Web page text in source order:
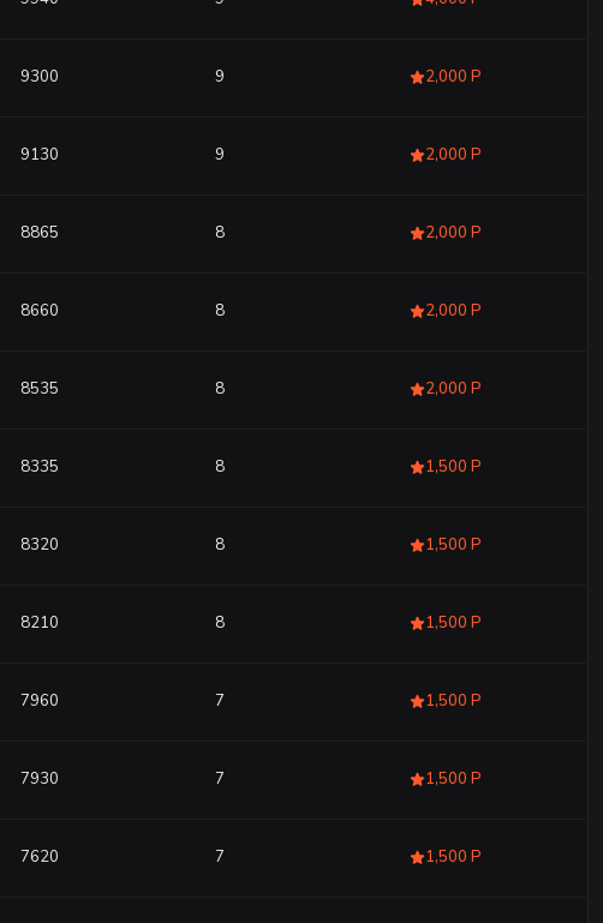
9300 9 2,000 Р
9130 9 2,000 Р
8865 8 2,000 Р
8660 8 2,000 Р
8535 8 2,000 Р
8335 8 1,500 Р
8320 8 1,500 Р
8210 8 1,500 Р
7960 7 1,500 Р
7930 7 1,500 Р
7620 7 1,500 Р